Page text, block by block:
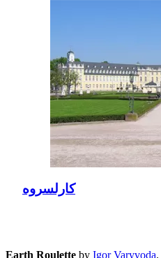
كارلسروه
Earth Roulette by Igor Varyvoda.